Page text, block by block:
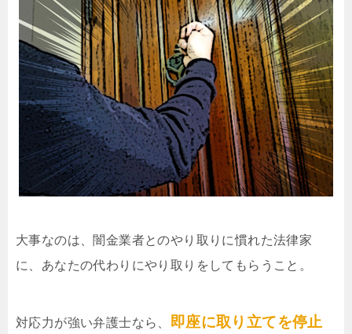
大事なのは、闇金業者とのやり取りに慣れた法律家
に、あなたの代わりにやり取りをしてもらうこと。
対応力が強い弁護士なら、 即座に取り立てを停止